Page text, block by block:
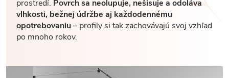
prostredí. Povrch sa neolupuje, nešisuje a odoláva
vlhkosti, bežnej údržbe aj každodennému
opotrebovaniu– profily si tak zachovávajú svoj vzhľad
po mnoho rokov.